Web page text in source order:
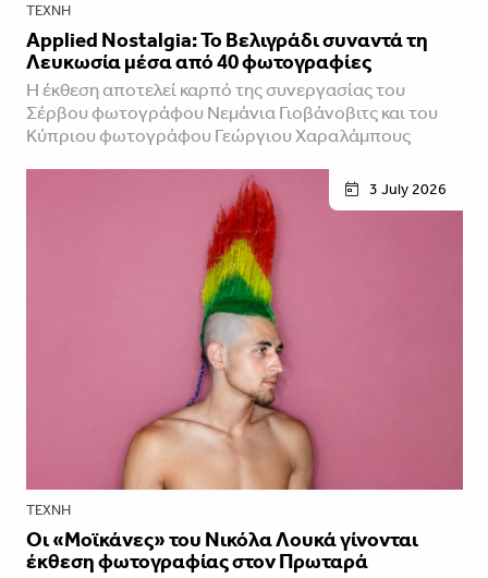
ΤΈΧΝΗ
Applied Nostalgia: Το Βελιγράδι συναντά τη
Λευκωσία μέσα από 40 φωτογραφίες
Η έκθεση αποτελεί καρπό της συνεργασίας του
Σέρβου φωτογράφου Νεμάνια Γιοβάνοβιτς και του
Κύπριου φωτογράφου Γεώργιου Χαραλάμπους
3 July 2026
ΤΈΧΝΗ
Οι «Μοϊκάνες» του Νικόλα Λουκά γίνονται
έκθεση φωτογραφίας στον Πρωταρά